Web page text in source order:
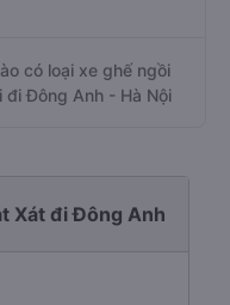
có loại xe ghế ngồi
đi Đông Anh - Hà Nội
Xát đi Đông Anh